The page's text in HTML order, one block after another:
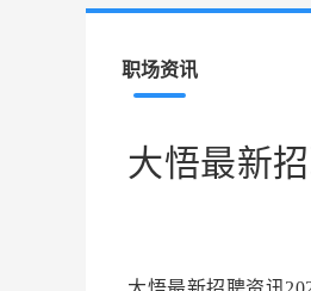
职场资讯
大悟最新